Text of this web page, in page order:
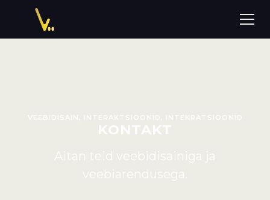
VEEBIDISAIN, INTERAKTSIOONID, INTEKRATSIOONID
KONTAKT
Aitan teid veebidisainiga ja
veebiarendusega.